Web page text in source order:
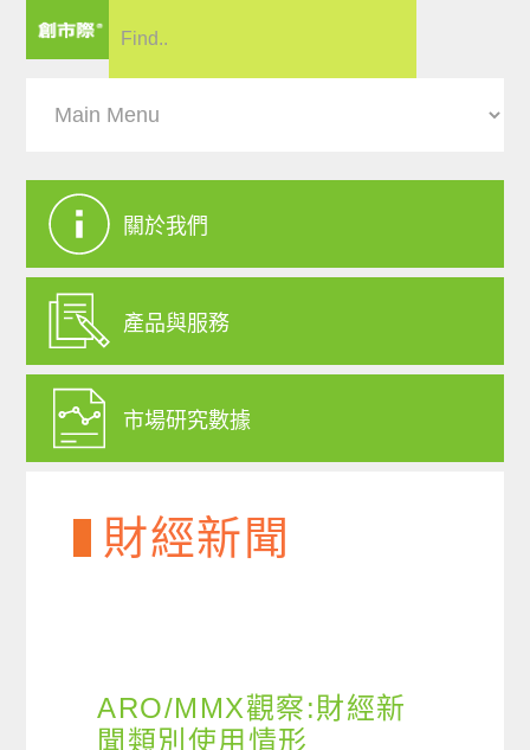
關於我們
產品與服務
市場研究數據
財經新聞
ARO/MMX觀察:財經新
聞類別使用情形